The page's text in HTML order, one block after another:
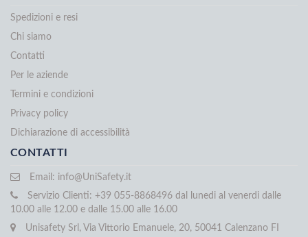
Spedizioni e resi
Chi siamo
Contatti
Per le aziende
Termini e condizioni
Privacy policy
Dichiarazione di accessibilità
CONTATTI
Email: info@UniSafety.it
Servizio Clienti: +39 055-8868496 dal lunedi al venerdi dalle
10.00 alle 12.00 e dalle 15.00 alle 16.00
Unisafety Srl, Via Vittorio Emanuele, 20, 50041 Calenzano FI